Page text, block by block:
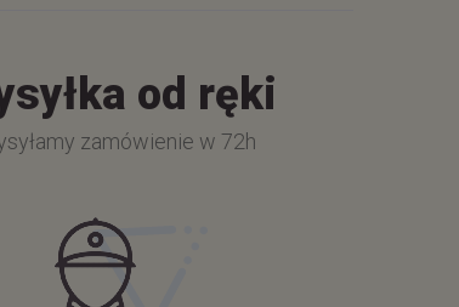
od ręki
zamówienie w 72h